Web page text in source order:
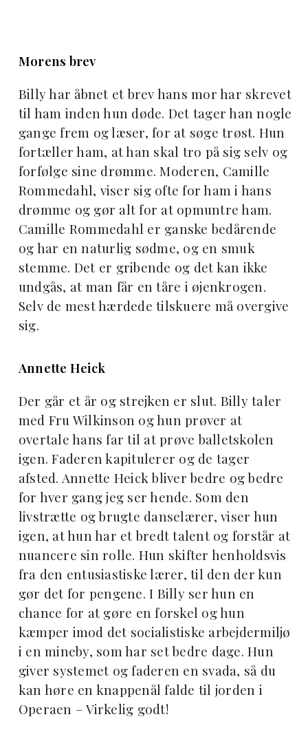
Morens brev
Billy har åbnet et brev hans mor har skrevet
til ham inden hun døde. Det tager han nogle
gange frem og læser, for at søge trøst. Hun
fortæller ham, at han skal tro på sig selv og
forfølge sine drømme. Moderen, Camille
Rommedahl, viser sig ofte for ham i hans
drømme og gør alt for at opmuntre ham.
Camille Rommedahl er ganske bedårende
og har en naturlig sødme, og en smuk
stemme. Det er gribende og det kan ikke
undgås, at man får en tåre i øjenkrogen.
Selv de mest hærdede tilskuere må overgive
sig.
Annette Heick
Der går et år og strejken er slut. Billy taler
med Fru Wilkinson og hun prøver at
overtale hans far til at prøve balletskolen
igen. Faderen kapitulerer og de tager
afsted. Annette Heick bliver bedre og bedre
for hver gang jeg ser hende. Som den
livstrætte og brugte danselærer, viser hun
igen, at hun har et bredt talent og forstår at
nuancere sin rolle. Hun skifter henholdsvis
fra den entusiastiske lærer, til den der kun
gør det for pengene. I Billy ser hun en
chance for at gøre en forskel og hun
kæmper imod det socialistiske arbejdermiljø
i en mineby, som har set bedre dage. Hun
giver systemet og faderen en svada, så du
kan høre en knappenål falde til jorden i
Operaen – Virkelig godt!